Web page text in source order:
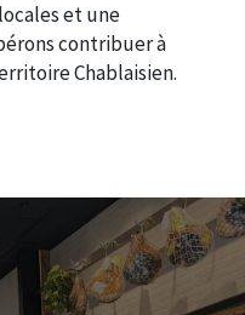
et une
contribuer à
Chablaisien.